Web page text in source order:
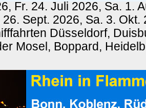
Fr. 24. Juli 2026, Sa. 1.
Sept. 2026, Sa. 3. Okt.
Düsseldorf,
Mosel, Boppard,